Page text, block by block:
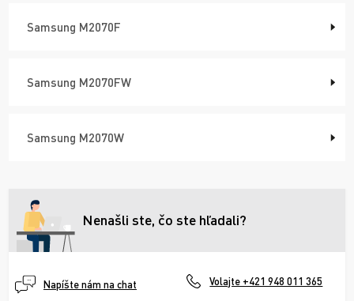
Samsung M2070F
Samsung M2070FW
Samsung M2070W
Nenašli ste, čo ste hľadali?
Napíšte nám na chat Volajte +421 948 011 365